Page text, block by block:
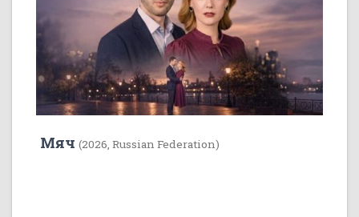
Мяч (2026, Russian Federation)